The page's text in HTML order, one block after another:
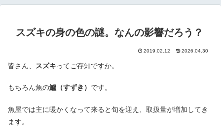
スズキの身の色の謎。なんの影響だろう？
2019.02.12 2026.04.30
皆さん、 スズキってご存知ですか。
もちろん魚の鱸（すずき） です。
魚屋では主に暖かくなって来ると旬を迎え、取扱量が増加してき
ます。